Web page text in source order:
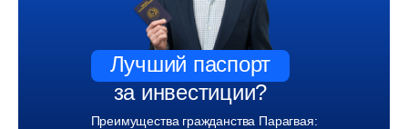
Лучший паспорт
за инвестиции?
Преимущества гражданства Парагвая: